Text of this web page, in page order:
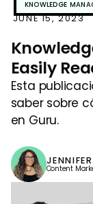
KNOWLEDGE
JUNE 15, 2023
Easily
Esta
saber sobre
en Guru.
Content